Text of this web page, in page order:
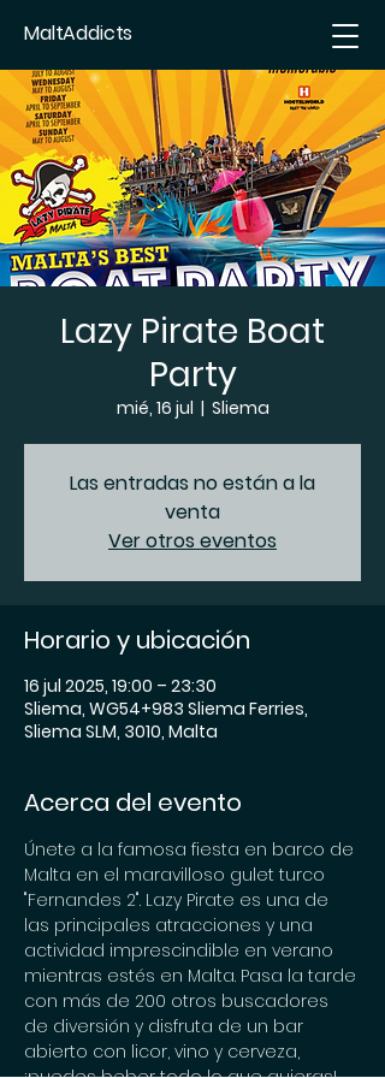
MaltAddicts
Lazy Pirate Boat
Party
mié, 16 jul
  |
Sliema
Las entradas no están a la
venta
Ver otros eventos
Horario y ubicación
16 jul 2025, 19:00 – 23:30
Sliema, WG54+983 Sliema Ferries,
Sliema SLM, 3010, Malta
Acerca del evento
Únete a la famosa fiesta en barco de
Malta en el maravilloso gulet turco
"Fernandes 2". Lazy Pirate es una de
las principales atracciones y una
actividad imprescindible en verano
mientras estés en Malta. Pasa la tarde
con más de 200 otros buscadores
de diversión y disfruta de un bar
abierto con licor, vino y cerveza,